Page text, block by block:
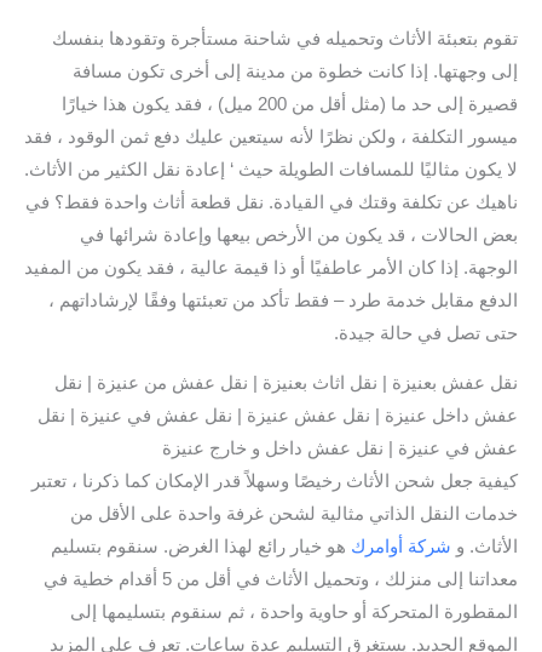
تقوم بتعبئة الأثاث وتحميله في شاحنة مستأجرة وتقودها بنفسك
إلى وجهتها. إذا كانت خطوة من مدينة إلى أخرى تكون مسافة
قصيرة إلى حد ما (مثل أقل من 200 ميل) ، فقد يكون هذا خيارًا
ميسور التكلفة ، ولكن نظرًا لأنه سيتعين عليك دفع ثمن الوقود ، فقد
لا يكون مثاليًا للمسافات الطويلة حيث ‘ إعادة نقل الكثير من الأثاث.
ناهيك عن تكلفة وقتك في القيادة. نقل قطعة أثاث واحدة فقط؟ في
بعض الحالات ، قد يكون من الأرخص بيعها وإعادة شرائها في
الوجهة. إذا كان الأمر عاطفيًا أو ذا قيمة عالية ، فقد يكون من المفيد
الدفع مقابل خدمة طرد – فقط تأكد من تعبئتها وفقًا لإرشاداتهم ،
حتى تصل في حالة جيدة.
نقل عفش بعنيزة | نقل اثاث بعنيزة | نقل عفش من عنيزة | نقل
عفش داخل عنيزة | نقل عفش عنيزة | نقل عفش في عنيزة | نقل
عفش في عنيزة | نقل عفش داخل و خارج عنيزة
كيفية جعل شحن الأثاث رخيصًا وسهلاً قدر الإمكان كما ذكرنا ، تعتبر
خدمات النقل الذاتي مثالية لشحن غرفة واحدة على الأقل من
الأثاث. و شركة أوامرك هو خيار رائع لهذا الغرض. سنقوم بتسليم
معداتنا إلى منزلك ، وتحميل الأثاث في أقل من 5 أقدام خطية في
المقطورة المتحركة أو حاوية واحدة ، ثم سنقوم بتسليمها إلى
الموقع الجديد. يستغرق التسليم عدة ساعات. تعرف على المزيد